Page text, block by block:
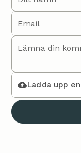
Ladda upp